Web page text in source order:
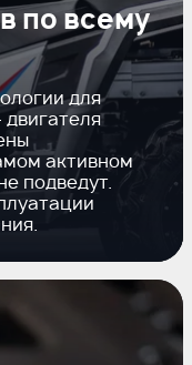
по всему
для
активном
подведут.